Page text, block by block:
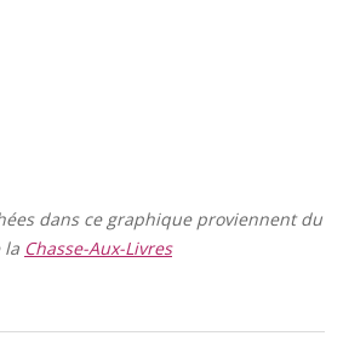
dans ce graphique proviennent du
la Chasse-Aux-Livres